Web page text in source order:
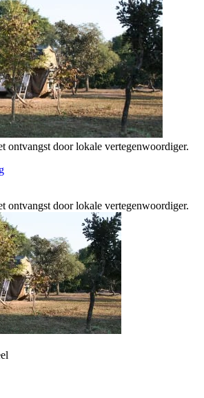
ontvangst door lokale vertegenwoordiger.
ontvangst door lokale vertegenwoordiger.